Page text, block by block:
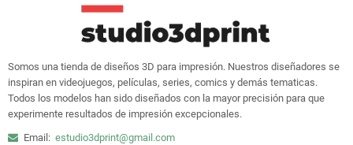
Somos una tienda de diseños 3D para impresión. Nuestros diseñadores se
inspiran en videojuegos, películas, series, comics y demás tematicas.
Todos los modelos han sido diseñados con la mayor precisión para que
experimente resultados de impresión excepcionales.
Email: estudio3dprint@gmail.com